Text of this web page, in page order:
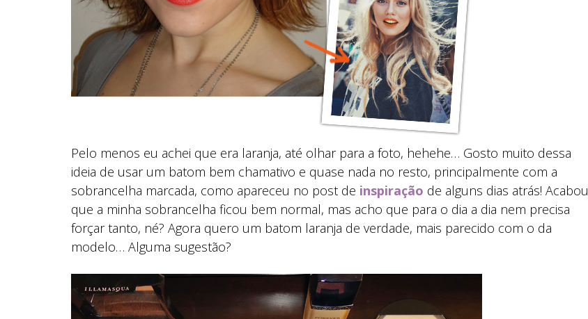
Pelo menos eu achei que era laranja, até olhar para a foto, hehehe… Gosto muito dessa
ideia de usar um batom bem chamativo e quase nada no resto, principalmente com a
sobrancelha marcada, como apareceu no post de inspiração de alguns dias atrás! Acabou
que a minha sobrancelha ficou bem normal, mas acho que para o dia a dia nem precisa
forçar tanto, né? Agora quero um batom laranja de verdade, mais parecido com o da
modelo… Alguma sugestão?